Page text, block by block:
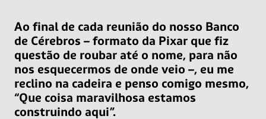
Ao final de cada reunião do nosso Banco
de Cérebros – formato da Pixar que fiz
questão de roubar até o nome, para não
nos esquecermos de onde veio –, eu me
reclino na cadeira e penso comigo mesmo,
“Que coisa maravilhosa estamos
construindo aqui”.